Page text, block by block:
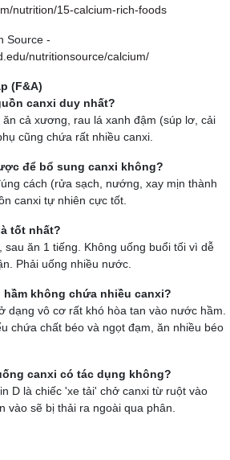
nutrition/15-calcium-rich-foods
Source -
nutritionsource/calcium/
(F&A)
canxi duy nhất?
cả xương, rau lá xanh đậm (súp lơ, cải
cũng chứa rất nhiều canxi.
để bổ sung canxi không?
cách (rửa sạch, nướng, xay mịn thành
canxi tự nhiên cực tốt.
tốt nhất?
sau ăn 1 tiếng. Không uống buổi tối vì dễ
Phải uống nhiều nước.
không chứa nhiều canxi?
dạng vô cơ rất khó hòa tan vào nước hầm.
chứa chất béo và ngọt đạm, ăn nhiều béo
canxi có tác dụng không?
D là chiếc 'xe tải' chở canxi từ ruột vào
vào sẽ bị thải ra ngoài qua phân.